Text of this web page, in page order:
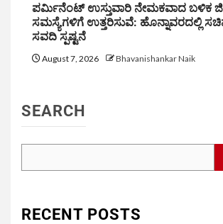
ಪರ್ಮಿನೆಂಟ್ ಉಸ್ತುವಾರಿ ನೇಮಕವಾದ ಬಳಿಕ
ಸಮಸ್ಯೆಗಳಿಗೆ ಉತ್ತರಿಸುವೆ: ಹೊನ್ನಾವರದಲ್ಲಿ
ಸವದಿ ಸ್ಪಷ್ಟನೆ
August 7, 2026 Bhavanishankar Naik
SEARCH
RECENT POSTS